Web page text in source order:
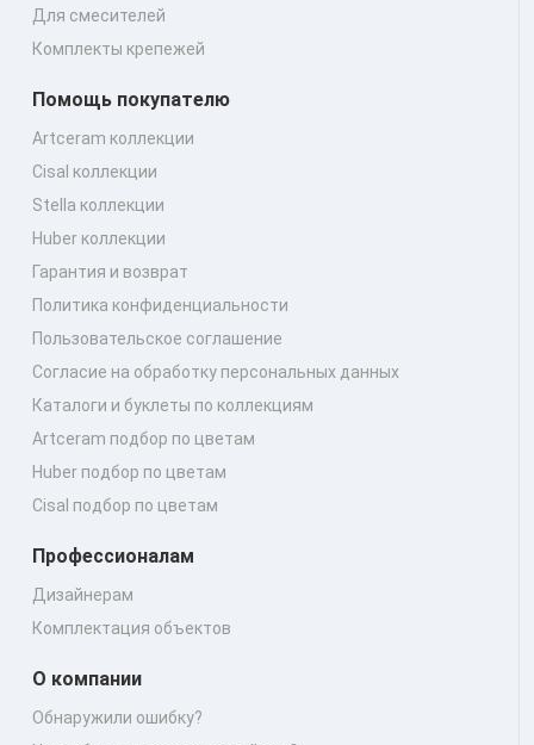
Для смесителей
Комплекты крепежей
Помощь покупателю
Artceram коллекции
Cisal коллекции
Stella коллекции
Huber коллекции
Гарантия и возврат
Политика конфиденциальности
Пользовательское соглашение
Согласие на обработку персональных данных
Каталоги и буклеты по коллекциям
Artceram подбор по цветам
Huber подбор по цветам
Cisal подбор по цветам
Профессионалам
Дизайнерам
Комплектация объектов
О компании
Обнаружили ошибку?